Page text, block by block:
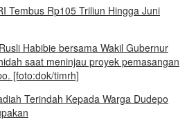
Tembus Rp105 Triliun Hingga Juni
Terindah Kepada Warga Dudepo